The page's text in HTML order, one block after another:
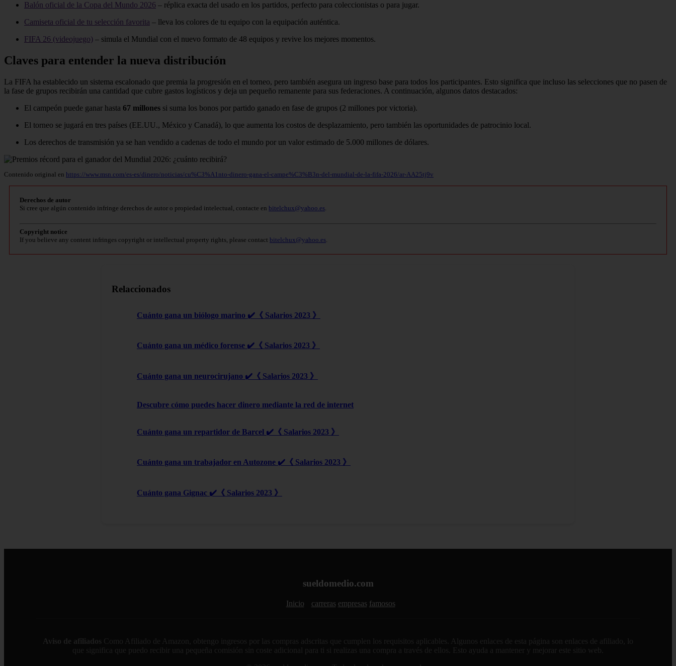
Balón oficial de la Copa del Mundo 2026 – réplica exacta del usado en los partidos, perfecto para coleccionistas o para jugar.
Camiseta oficial de tu selección favorita – lleva los colores de tu equipo con la equipación auténtica.
FIFA 26 (videojuego) – simula el Mundial con el nuevo formato de 48 equipos y revive los mejores momentos.
Claves para entender la nueva distribución
La FIFA ha establecido un sistema escalonado que premia la progresión en el torneo, pero también asegura un ingreso base para todos los participantes. Esto significa que incluso las selecciones que no pasen de
la fase de grupos recibirán una cantidad que cubre gastos logísticos y deja un pequeño remanente para sus federaciones. A continuación, algunos datos destacados:
El campeón puede ganar hasta 67 millones si suma los bonos por partido ganado en fase de grupos (2 millones por victoria).
El torneo se jugará en tres países (EE.UU., México y Canadá), lo que aumenta los costos de desplazamiento, pero también las oportunidades de patrocinio local.
Los derechos de transmisión ya se han vendido a cadenas de todo el mundo por un valor estimado de 5.000 millones de dólares.
Contenido original en https://www.msn.com/es-es/dinero/noticias/cu%C3%A1nto-dinero-gana-el-campe%C3%B3n-del-mundial-de-la-fifa-2026/ar-AA25tj9v
Derechos de autor
Si cree que algún contenido infringe derechos de autor o propiedad intelectual, contacte en bitelchux@yahoo.es
Copyright notice
If you believe any content infringes copyright or intellectual property rights, please contact bitelchux@yahoo.es
Relaccionados
Cuánto gana un biólogo marino ✔️《 Salarios 2023 》
Cuánto gana un médico forense ✔️《 Salarios 2023 》
Cuánto gana un neurocirujano ✔️《 Salarios 2023 》
Descubre cómo puedes hacer dinero mediante la red de internet
Cuánto gana un repartidor de Barcel ✔️《 Salarios 2023 》
Cuánto gana un trabajador en Autozone ✔️《 Salarios 2023 》
Cuánto gana Gignac ✔️《 Salarios 2023 》
sueldomedio.com
Inicio carreras empresas famosos
Aviso de afiliados Como Afiliado de Amazon, obtengo ingresos por las compras adscritas que cumplen los requisitos aplicables. Algunos enlaces de esta página son enlaces de afiliado, lo
que significa que puedo recibir una pequeña comisión sin coste adicional para ti si realizas una compra a través de ellos. Esto ayuda a mantener y mejorar este sitio web.